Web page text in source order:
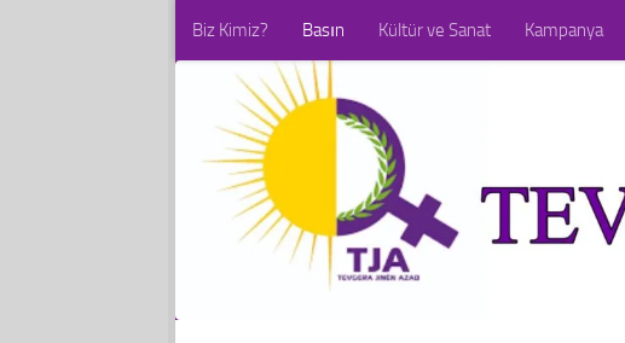
Skip to content
Biz Kimiz? Basın Kültür ve Sanat Kampanya